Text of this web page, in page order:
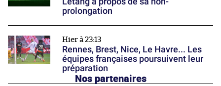
prolongation
Hier à 23:13
Rennes, Brest, Nice, Le Havre... Les
équipes françaises poursuivent leur
préparation
Nos partenaires